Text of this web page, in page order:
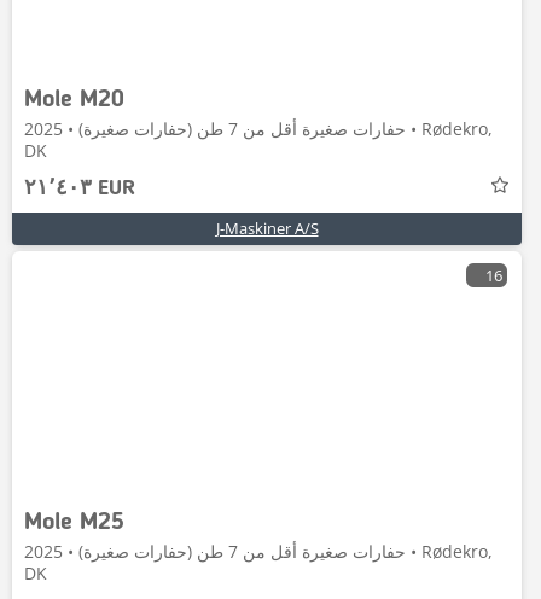
Mole M20
حفارات صغيرة أقل من 7 طن (حفارات صغيرة) • 2025 • Rødekro,
DK
٢١٬٤٠٣ EUR
J-Maskiner A/S
16
Mole M25
حفارات صغيرة أقل من 7 طن (حفارات صغيرة) • 2025 • Rødekro,
DK